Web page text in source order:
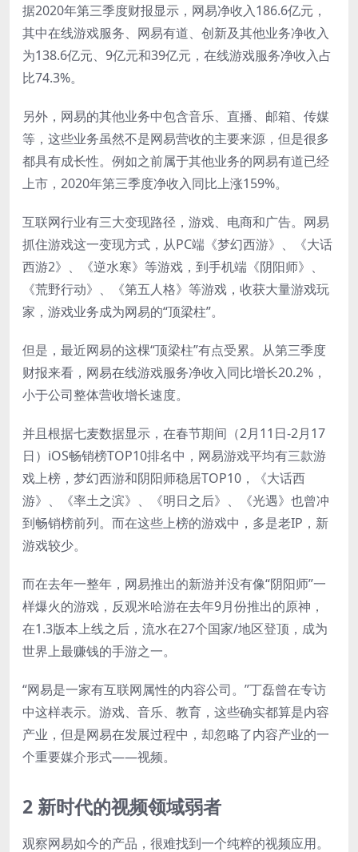
据2020年第三季度财报显示，网易净收入186.6亿元，
其中在线游戏服务、网易有道、创新及其他业务净收入
为138.6亿元、9亿元和39亿元，在线游戏服务净收入占
比74.3%。
另外，网易的其他业务中包含音乐、直播、邮箱、传媒
等，这些业务虽然不是网易营收的主要来源，但是很多
都具有成长性。例如之前属于其他业务的网易有道已经
上市，2020年第三季度净收入同比上涨159%。
互联网行业有三大变现路径，游戏、电商和广告。网易
抓住游戏这一变现方式，从PC端《梦幻西游》、《大话
西游2》、《逆水寒》等游戏，到手机端《阴阳师》、
《荒野行动》、《第五人格》等游戏，收获大量游戏玩
家，游戏业务成为网易的“顶梁柱”。
但是，最近网易的这棵“顶梁柱”有点受累。从第三季度
财报来看，网易在线游戏服务净收入同比增长20.2%，
小于公司整体营收增长速度。
并且根据七麦数据显示，在春节期间（2月11日-2月17
日）iOS畅销榜TOP10排名中，网易游戏平均有三款游
戏上榜，梦幻西游和阴阳师稳居TOP10，《大话西
游》、《率土之滨》、《明日之后》、《光遇》也曾冲
到畅销榜前列。而在这些上榜的游戏中，多是老IP，新
游戏较少。
而在去年一整年，网易推出的新游并没有像“阴阳师”一
样爆火的游戏，反观米哈游在去年9月份推出的原神，
在1.3版本上线之后，流水在27个国家/地区登顶，成为
世界上最赚钱的手游之一。
“网易是一家有互联网属性的内容公司。”丁磊曾在专访
中这样表示。游戏、音乐、教育，这些确实都算是内容
产业，但是网易在发展过程中，却忽略了内容产业的一
个重要媒介形式——视频。
2 新时代的视频领域弱者
观察网易如今的产品，很难找到一个纯粹的视频应用。